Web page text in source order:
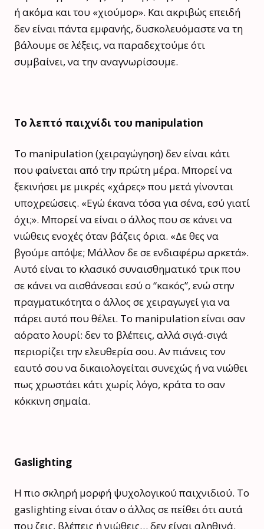
ή ακόμα και του «χιούμορ». Και ακριβώς επειδή
δεν είναι πάντα εμφανής, δυσκολευόμαστε να τη
βάλουμε σε λέξεις, να παραδεχτούμε ότι
συμβαίνει, να την αναγνωρίσουμε.
Το λεπτό παιχνίδι του manipulation
Το manipulation (χειραγώγηση) δεν είναι κάτι
που φαίνεται από την πρώτη μέρα. Μπορεί να
ξεκινήσει με μικρές «χάρες» που μετά γίνονται
υποχρεώσεις. «Εγώ έκανα τόσα για σένα, εσύ γιατί
όχι;». Μπορεί να είναι ο άλλος που σε κάνει να
νιώθεις ενοχές όταν βάζεις όρια. «Δε θες να
βγούμε απόψε; Μάλλον δε σε ενδιαφέρω αρκετά».
Αυτό είναι το κλασικό συναισθηματικό τρικ που
σε κάνει να αισθάνεσαι εσύ ο “κακός”, ενώ στην
πραγματικότητα ο άλλος σε χειραγωγεί για να
πάρει αυτό που θέλει. Το manipulation είναι σαν
αόρατο λουρί: δεν το βλέπεις, αλλά σιγά-σιγά
περιορίζει την ελευθερία σου. Αν πιάνεις τον
εαυτό σου να δικαιολογείται συνεχώς ή να νιώθει
πως χρωστάει κάτι χωρίς λόγο, κράτα το σαν
κόκκινη σημαία.
Gaslighting
Η πιο σκληρή μορφή ψυχολογικού παιχνιδιού. Το
gaslighting είναι όταν ο άλλος σε πείθει ότι αυτά
που ζεις, βλέπεις ή νιώθεις… δεν είναι αληθινά.